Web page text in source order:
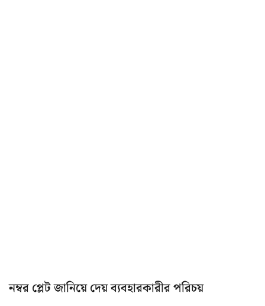
নম্বর প্লেট জানিয়ে দেয় ব্যবহারকারীর পরিচয়